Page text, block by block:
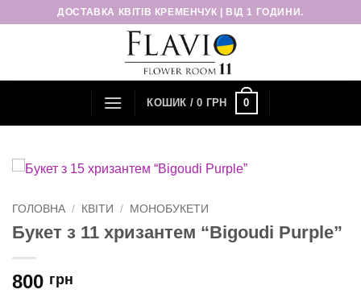
ПропуститиДОСТАВКА КВІТІВ КРЕМЕНЧУК | ВІД 1 ГОДИНИ.
КОШИК /0 ГРН 0
ГОЛОВНА / КВІТИ / МОНОБУКЕТИ
Букет з 11 хризантем “Bigoudi Purple”
800 грн